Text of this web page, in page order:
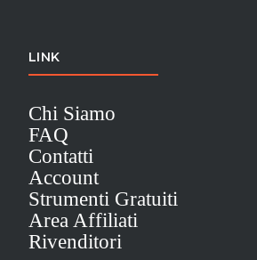
LINK
Chi Siamo
FAQ
Contatti
Account
Strumenti Gratuiti
Area Affiliati
Rivenditori